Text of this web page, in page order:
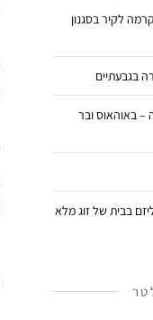
לקיר בסגנון
בגבעתיים
– באוהאוס ובר
38 – מינימליזם בבית של זוג מלא